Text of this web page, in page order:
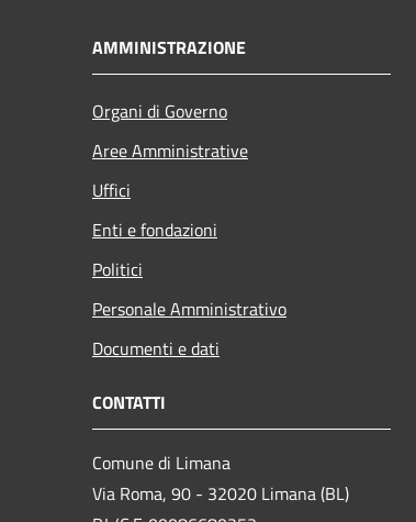
AMMINISTRAZIONE
Organi di Governo
Aree Amministrative
Uffici
Enti e fondazioni
Politici
Personale Amministrativo
Documenti e dati
CONTATTI
Comune di Limana
Via Roma, 90 - 32020 Limana (BL)